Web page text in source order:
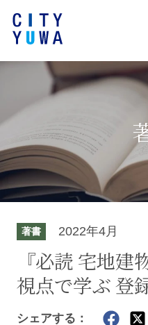
著書 2022年4月
『必読 宅地建
視点で学ぶ 登
シェアする：